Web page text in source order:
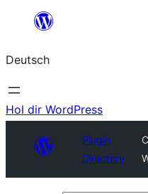
springen
Deutsch
Hol dir WordPress
Plugin
Directory